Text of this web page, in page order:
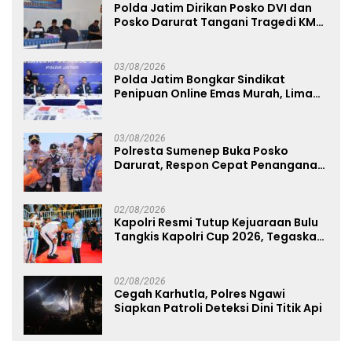
Polda Jatim Dirikan Posko DVI dan
Posko Darurat Tangani Tragedi KMP
03/08/2026
Polda Jatim Bongkar Sindikat
Penipuan Online Emas Murah, Lima
03/08/2026
Polresta Sumenep Buka Posko
Darurat, Respon Cepat Penanganan
02/08/2026
Kapolri Resmi Tutup Kejuaraan Bulu
Tangkis Kapolri Cup 2026, Tegaskan
02/08/2026
Cegah Karhutla, Polres Ngawi
Siapkan Patroli Deteksi Dini Titik Api